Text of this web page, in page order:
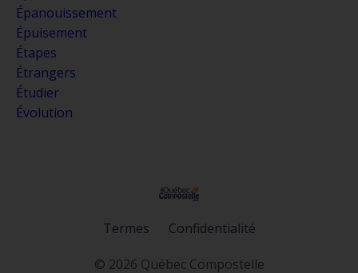
Épanouissement
Épuisement
Étapes
Étrangers
Étudier
Évolution
Termes Confidentialité
© 2026 Québec Compostelle